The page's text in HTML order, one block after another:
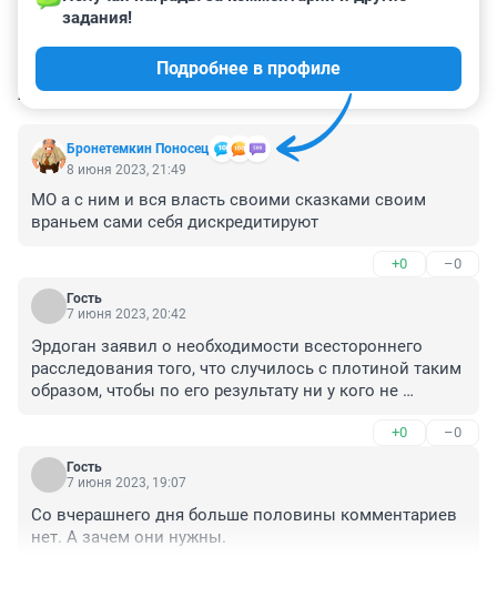
КОММЕНТАРИИ 177
Бронетемкин Поносец
задания!
Подробнее в профиле
8 июня 2023, 21:49
МО а с ним и вся власть своими сказками своим
враньем сами себя дискредитируют
+0 –0
Гость
7 июня 2023, 20:42
Эрдоган заявил о необходимости всестороннего
расследования того, что случилось с плотиной таким
образом, чтобы по его результату ни у кого не
комиссию с участием российских и украинских
экспертов, представителей ООН и международного
сообщества. Эрдоган заявил Путину, что Турция
+0 –0
Гость
7 июня 2023, 19:07
Со вчерашнего дня больше половины комментариев
нет. А зачем они нужны.